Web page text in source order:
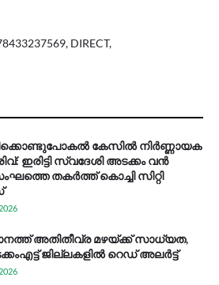
DIRECT,
കേസിൽ നിർണ്ണായക
ഇരിട്ടി സ്വദേശി അടക്കം വൻ
തകർത്ത് കൊച്ചി സിറ്റി
അ​തി​തീ​വ്ര മ​ഴ​യ്ക്ക് സാ​ധ്യ​ത,
ജി​ല്ല​ക​ളി​ൽ റെ​ഡ് അ​ലർ​ട്ട്